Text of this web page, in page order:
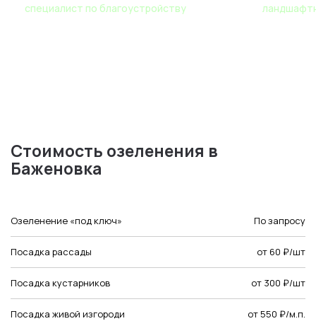
специалист по благоустройству
Стоимость озеленения в
Баженовка
Озеленение «под ключ» По запросу
Посадка рассады от 60 ₽/шт
Посадка кустарников от 300 ₽/шт
Посадка живой изгороди от 550 ₽/м.п.